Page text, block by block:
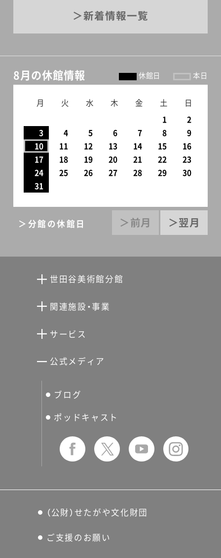
新着情報一覧
8月の休館情報 休館日 本日
月 火 水 木 金 土 日
1
2
3
4 5 6 7 8
9
10
11 12 13 14 15
16
17
18 19 20 21 22
23
24
25 26 27 28 29
30
31
＞前月 ＞翌月
＞分館の休館日
世田谷美術館分館
向井潤吉アトリエ館
分館スケジュール
関連施設・事業
せたおん
サービス
せたがやアーツカード
友の会
公式メディア
ブログ
ポッドキャスト
（公財）せたがや文化財団
ご支援のお願い